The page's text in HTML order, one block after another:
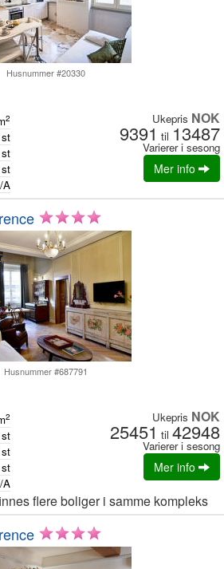
Husnummer #20330
2
st
st
st
A
Ukepris NOK
9391 til 13487
Varierer i sesong
Mer info
Husnummer #687791
2
st
st
st
A
Ukepris NOK
25451 til 42948
Varierer i sesong
Mer info
flere boliger i samme kompleks